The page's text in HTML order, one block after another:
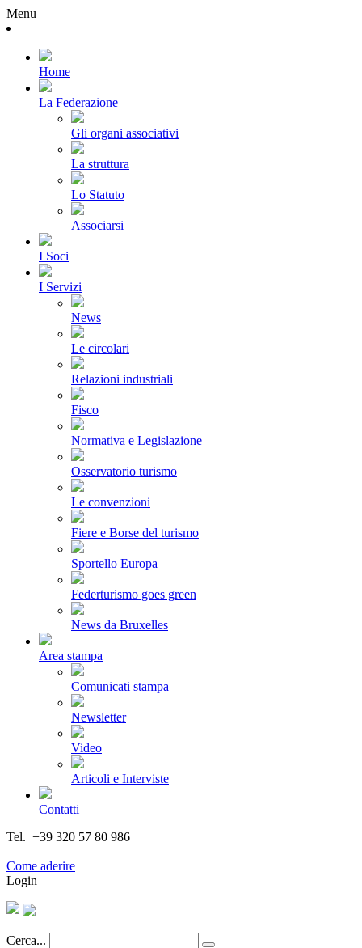
Menu
Home
La Federazione
Gli organi associativi
La struttura
Lo Statuto
Associarsi
I Soci
I Servizi
News
Le circolari
Relazioni industriali
Fisco
Normativa e Legislazione
Osservatorio turismo
Le convenzioni
Fiere e Borse del turismo
Sportello Europa
Federturismo goes green
News da Bruxelles
Area stampa
Comunicati stampa
Newsletter
Video
Articoli e Interviste
Contatti
Tel. +39 320 57 80 986
Come aderire
Login
Cerca...